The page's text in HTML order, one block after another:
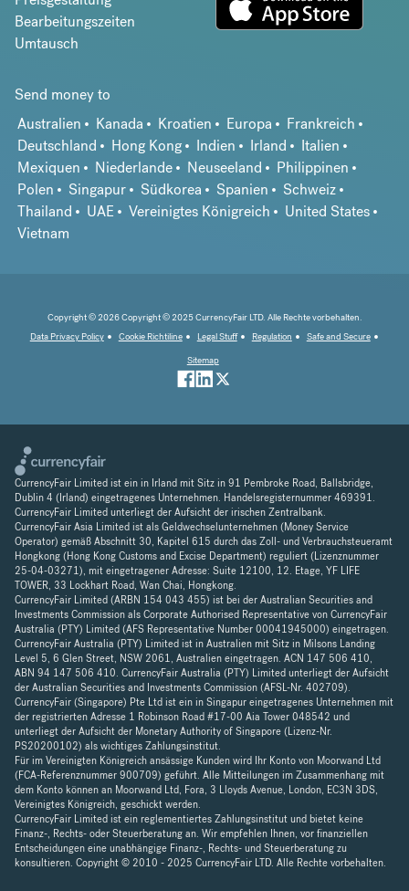
Bearbeitungszeiten
Umtausch
Send money to
Australien
Kanada Kroatien Europa
Frankreich
Deutschland
Hong Kong Indien Irland
Italien
Mexiquen
Niederlande Neuseeland
Philippinen
Polen
Singapur Südkorea Spanien
Schweiz
Thailand
UAE Vereinigtes Königreich
United States
Vietnam
Copyright © 2026 Copyright © 2025 CurrencyFair LTD. Alle Rechte vorbehalten.
Data Privacy Policy
Cookie Richtiline Legal Stuff Regulation
Safe and Secure
Sitemap
CurrencyFair Limited ist ein in Irland mit Sitz in 91 Pembroke Road, Ballsbridge,
Dublin 4 (Irland) eingetragenes Unternehmen. Handelsregisternummer 469391.
CurrencyFair Limited unterliegt der Aufsicht der irischen Zentralbank.
CurrencyFair Asia Limited ist als Geldwechselunternehmen (Money Service
Operator) gemäß Abschnitt 30, Kapitel 615 durch das Zoll- und Verbrauchsteueramt
Hongkong (Hong Kong Customs and Excise Department) reguliert (Lizenznummer
25-04-03271), mit eingetragener Adresse: Suite 12100, 12. Etage, YF LIFE
TOWER, 33 Lockhart Road, Wan Chai, Hongkong.
CurrencyFair Limited (ARBN 154 043 455) ist bei der Australian Securities and
Investments Commission als Corporate Authorised Representative von CurrencyFair
Australia (PTY) Limited (AFS Representative Number 00041945000) eingetragen.
CurrencyFair Australia (PTY) Limited ist in Australien mit Sitz in Milsons Landing
Level 5, 6 Glen Street, NSW 2061, Australien eingetragen. ACN 147 506 410,
ABN 94 147 506 410. CurrencyFair Australia (PTY) Limited unterliegt der Aufsicht
der Australian Securities and Investments Commission (AFSL-Nr. 402709).
CurrencyFair (Singapore) Pte Ltd ist ein in Singapur eingetragenes Unternehmen mit
der registrierten Adresse 1 Robinson Road #17-00 Aia Tower 048542 und
unterliegt der Aufsicht der Monetary Authority of Singapore (Lizenz-Nr.
PS20200102) als wichtiges Zahlungsinstitut.
Für im Vereinigten Königreich ansässige Kunden wird Ihr Konto von Moorwand Ltd
(FCA-Referenznummer 900709) geführt. Alle Mitteilungen im Zusammenhang mit
dem Konto können an Moorwand Ltd, Fora, 3 Lloyds Avenue, London, EC3N 3DS,
Vereinigtes Königreich, geschickt werden.
CurrencyFair Limited ist ein reglementiertes Zahlungsinstitut und bietet keine
Finanz-, Rechts- oder Steuerberatung an. Wir empfehlen Ihnen, vor finanziellen
Entscheidungen eine unabhängige Finanz-, Rechts- und Steuerberatung zu
konsultieren. Copyright © 2010 - 2025 CurrencyFair LTD. Alle Rechte vorbehalten.